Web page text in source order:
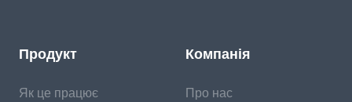
Продукт
Як це працює
Компанія
Про нас